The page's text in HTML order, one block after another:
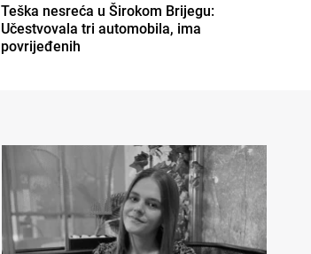
Teška nesreća u Širokom Brijegu:
Učestvovala tri automobila, ima
povrijeđenih